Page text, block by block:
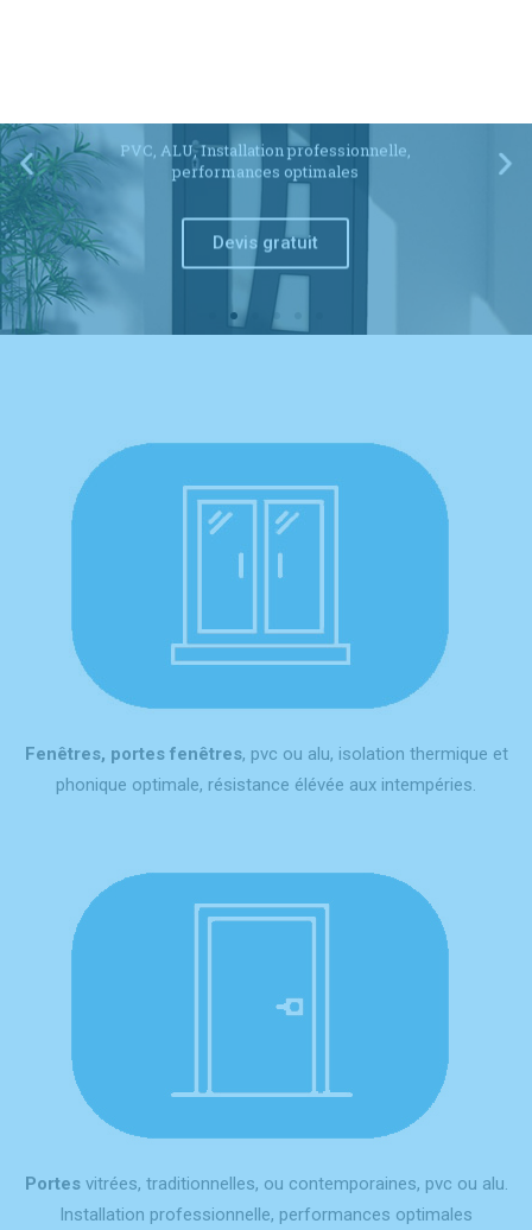
PVC, ALU, Installation professionnelle,
performances optimales
Devis gratuit
Fenêtres, portes fenêtres, pvc ou alu, isolation thermique et
phonique optimale, résistance élévée aux intempéries.
Portesvitrées, traditionnelles, ou contemporaines, pvc ou alu.
Installation professionnelle, performances optimales